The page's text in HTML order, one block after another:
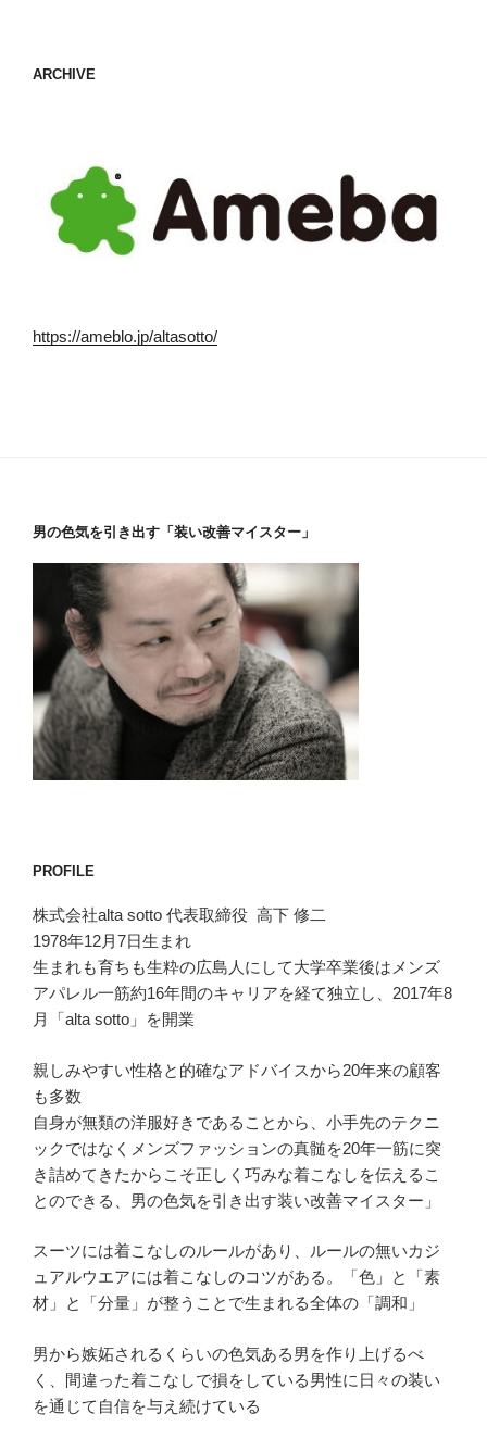
ARCHIVE
https://ameblo.jp/altasotto/
男の色気を引き出す「装い改善マイスター」
PROFILE
株式会社alta sotto 代表取締役 高下 修二
1978年12月7日生まれ
生まれも育ちも生粋の広島人にして大学卒業後はメンズ
アパレル一筋約16年間のキャリアを経て独立し、2017年8
月「alta sotto」を開業
親しみやすい性格と的確なアドバイスから20年来の顧客
も多数
自身が無類の洋服好きであることから、小手先のテクニ
ックではなくメンズファッションの真髄を20年一筋に突
き詰めてきたからこそ正しく巧みな着こなしを伝えるこ
とのできる、男の色気を引き出す装い改善マイスター」
スーツには着こなしのルールがあり、ルールの無いカジ
ュアルウエアには着こなしのコツがある。「色」と「素
材」と「分量」が整うことで生まれる全体の「調和」
男から嫉妬されるくらいの色気ある男を作り上げるべ
く、間違った着こなしで損をしている男性に日々の装い
を通じて自信を与え続けている